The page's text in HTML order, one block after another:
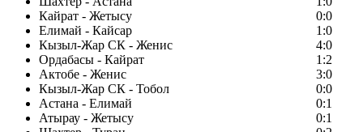
Кайрат - Жетысу
0:0
Елимай - Кайсар
1:0
Кызыл-Жар СК - Женис
4:0
Ордабасы - Кайрат
1:2
Актобе - Женис
3:0
Кызыл-Жар СК - Тобол
0:0
Астана - Елимай
0:1
Атырау - Жетысу
0:1